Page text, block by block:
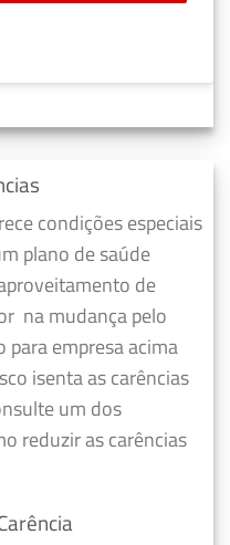
condições especiais
plano de saúde
de
na mudança pelo
para empresa acima
isenta as carências
um dos
reduzir as carências